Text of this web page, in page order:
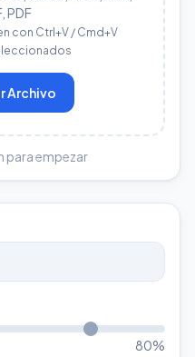
PDF
con Ctrl+V / Cmd+V
Archivo
para empezar
80%